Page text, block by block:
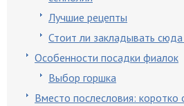
Лучшие рецепты
Стоит ли закладывать
Особенности посадки фиалок
Выбор горшка
Вместо послесловия: коротко